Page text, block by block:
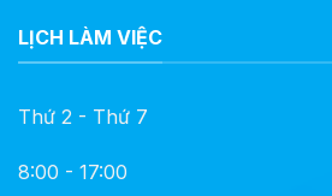
LỊCH LÀM VIỆC
Thứ 2 - Thứ 7
8:00 - 17:00